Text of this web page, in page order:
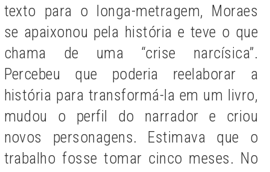
texto para o longa-metragem, Moraes
se apaixonou pela história e teve o que
chama de uma “crise narcísica”.
Percebeu que poderia reelaborar a
história para transformá-la em um livro,
mudou o perfil do narrador e criou
novos personagens. Estimava que o
trabalho fosse tomar cinco meses. No